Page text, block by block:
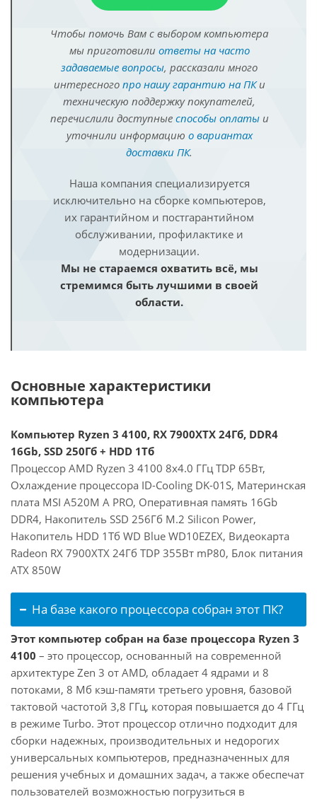
Чтобы помочь Вам с выбором компьютера
мы приготовили ответы на часто
задаваемые вопросы, рассказали много
интересного про нашу гарантию на ПКи
техническую поддержку покупателей,
перечислили доступные способы оплатыи
уточнили информацию о вариантах
доставки ПК.
Наша компания специализируется
исключительно на сборке компьютеров,
их гарантийном и постгарантийном
обслуживании, профилактике и
модернизации.
Мы не стараемся охватить всё, мы
стремимся быть лучшими в своей
области.
Основные характеристики
компьютера
Компьютер Ryzen 3 4100, RX 7900XTX 24Гб, DDR4
16Gb, SSD 250Гб + HDD 1Тб
Процессор AMD Ryzen 3 4100 8x4.0 ГГц TDP 65Вт,
Охлаждение процессора ID-Cooling DK-01S, Материнская
плата MSI A520M A PRO, Оперативная память 16Gb
DDR4, Накопитель SSD 256Гб M.2 Silicon Power,
Накопитель HDD 1Тб WD Blue WD10EZEX, Видеокарта
Radeon RX 7900XTX 24Гб TDP 355Вт mP80, Блок питания
ATX 850W
На базе какого процессора собран этот ПК?
Этот компьютер собран на базе процессора Ryzen 3
4100 – это процессор, основанный на современной
архитектуре Zen 3 от AMD, обладает 4 ядрами и 8
потоками, 8 Мб кэш-памяти третьего уровня, базовой
тактовой частотой 3,8 ГГц, которая повышается до 4 ГГц
в режиме Turbo. Этот процессор отлично подходит для
сборки надежных, производительных и недорогих
универсальных компьютеров, предназначенных для
решения учебных и домашних задач, а также обеспечат
пользователей возможностью погрузиться в